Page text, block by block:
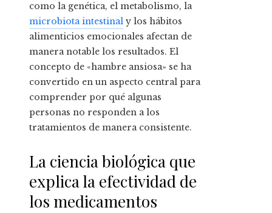
como la genética, el metabolismo, la
microbiota intestinal y los hábitos
alimenticios emocionales afectan de
manera notable los resultados. El
concepto de «hambre ansiosa» se ha
convertido en un aspecto central para
comprender por qué algunas
personas no responden a los
tratamientos de manera consistente.
La ciencia biológica que
explica la efectividad de
los medicamentos